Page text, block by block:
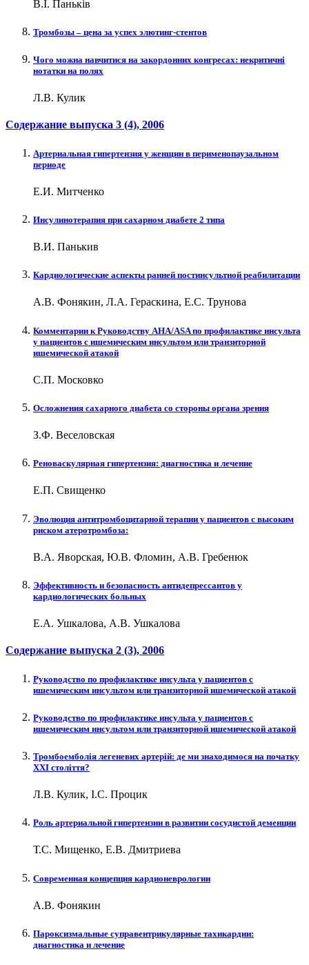
В.І. Паньків
Тромбозы – цена за успех элютинг-стентов
Чого можна навчитися на закордонних конгресах: некритичні
нотатки на полях
Л.В. Кулик
Содержание выпуска 3 (4), 2006
Артериальная гипертензия у женщин в перименопаузальном
периоде
Е.И. Митченко
Инсулинотерапия при сахарном диабете 2 типа
В.И. Панькив
Кардиологические аспекты ранней постинсультной реабилитации
А.В. Фонякин, Л.А. Гераскина, Е.С. Трунова
Комментарии к Руководству AHA/ASA по профилактике инсульта
у пациентов с ишемическим инсультом или транзиторной
ишемической атакой
С.П. Московко
Осложнения сахарного диабета со стороны органа зрения
З.Ф. Веселовская
Реноваскулярная гипертензия: диагностика и лечение
Е.П. Свищенко
Эволюция антитромбоцитарной терапии у пациентов с высоким
риском атеротромбоза:
В.А. Яворская, Ю.В. Фломин, А.В. Гребенюк
Эффективность и безопасность антидепрессантов у
кардиологических больных
Е.А. Ушкалова, А.В. Ушкалова
Содержание выпуска 2 (3), 2006
Руководство по профилактике инсульта у пациентов с
ишемическим инсультом или транзиторной ишемической атакой
Руководство по профилактике инсульта у пациентов с
ишемическим инсультом или транзиторной ишемической атакой
Тромбоемболія легеневих артерій: де ми знаходимося на початку
ХХІ століття?
Л.В. Кулик, І.С. Процик
Роль артериальной гипертензии в развитии сосудистой деменции
Т.С. Мищенко, Е.В. Дмитриева
Современная концепция кардионеврологии
А.В. Фонякин
Пароксизмальные суправентрикулярные тахикардии:
диагностика и лечение